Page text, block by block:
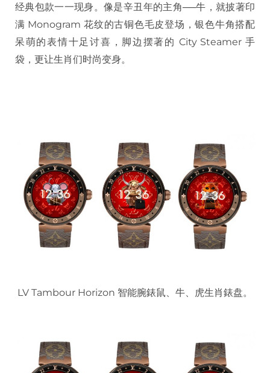
经典包款一一现身。像是辛丑年的主角──牛，就披著印
满 Monogram 花纹的古铜色毛皮登场，银色牛角搭配
呆萌的表情十足讨喜，脚边摆著的 City Steamer 手
袋，更让生肖们时尚变身。
LV Tambour Horizon 智能腕錶鼠、牛、虎生肖錶盘。